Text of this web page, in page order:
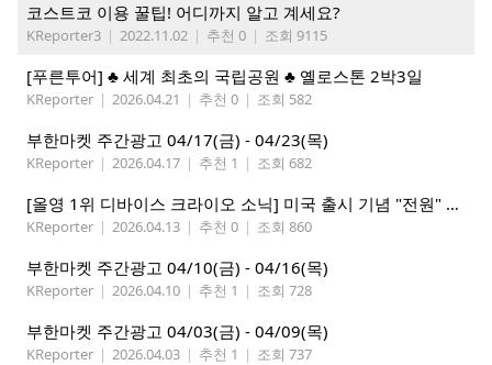
코스트코 이용 꿀팁! 어디까지 알고 계세요?
KReporter3 | 2022.11.02 | 추천 0 | 조회 9115
[푸른투어] ♣ 세계 최초의 국립공원 ♣ 옐로스톤 2박3일
KReporter | 2026.04.21 | 추천 0 | 조회 582
부한마켓 주간광고 04/17(금) - 04/23(목)
KReporter | 2026.04.17 | 추천 1 | 조회 682
[올영 1위 디바이스 크라이오 소닉] 미국 출시 기념 "전원" 증정 이벤트, 참여 부탁드립니다.
KReporter | 2026.04.13 | 추천 0 | 조회 860
부한마켓 주간광고 04/10(금) - 04/16(목)
KReporter | 2026.04.10 | 추천 1 | 조회 728
부한마켓 주간광고 04/03(금) - 04/09(목)
KReporter | 2026.04.03 | 추천 1 | 조회 737